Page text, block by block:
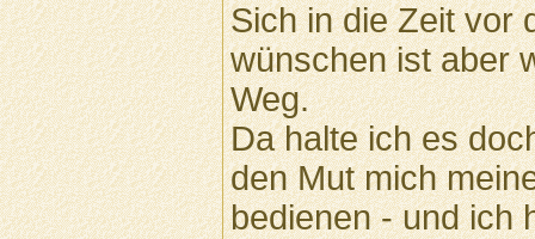
Sich in die Zeit vor
wünschen ist aber
Weg.
Da halte ich es
den Mut mich
bedienen - und ich